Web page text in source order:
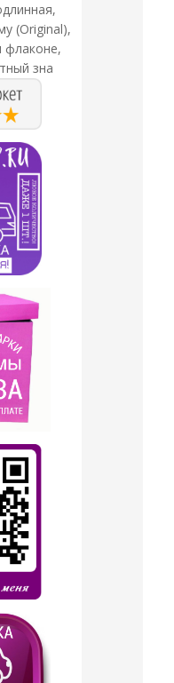
(Original),
флаконе,
зна